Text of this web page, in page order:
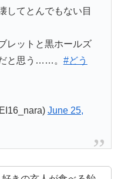
してとんでもない目
レットと黒ホールズ
と思う……。 #どう
June 25,